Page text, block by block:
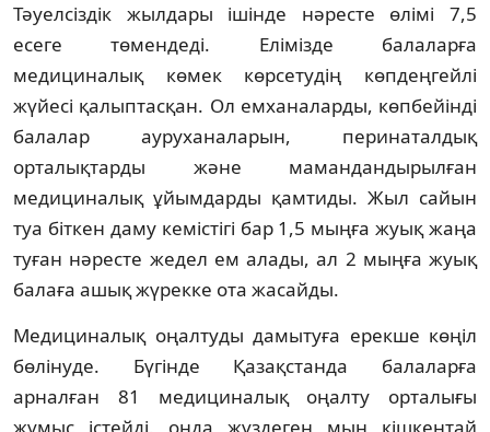
Тәуелсіздік жылдары ішінде нәресте өлімі 7,5
есеге төмендеді. Елімізде балаларға
медициналық көмек көрсетудің көпдеңгейлі
жүйесі қалыптасқан. Ол емханаларды, көпбейінді
балалар ауруханаларын, перинаталдық
орталықтарды және мамандандырылған
медициналық ұйымдарды қамтиды. Жыл сайын
туа біткен даму кемістігі бар 1,5 мыңға жуық жаңа
туған нәресте жедел ем алады, ал 2 мыңға жуық
балаға ашық жүрекке ота жасайды.
Медициналық оңалтуды дамытуға ерекше көңіл
бөлінуде. Бүгінде Қазақстанда балаларға
арналған 81 медициналық оңалту орталығы